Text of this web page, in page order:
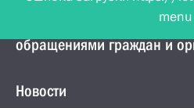
Управление Президента по
обращениями граждан и
Новости
menu